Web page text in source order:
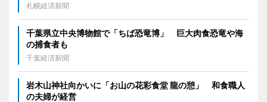
札幌経済新聞
千葉県立中央博物館で「ちば恐竜博」 巨大肉食恐竜や海
の捕食者も
千葉経済新聞
岩木山神社向かいに「お山の花彩食堂 龍の憩」 和食職人
の夫婦が経営